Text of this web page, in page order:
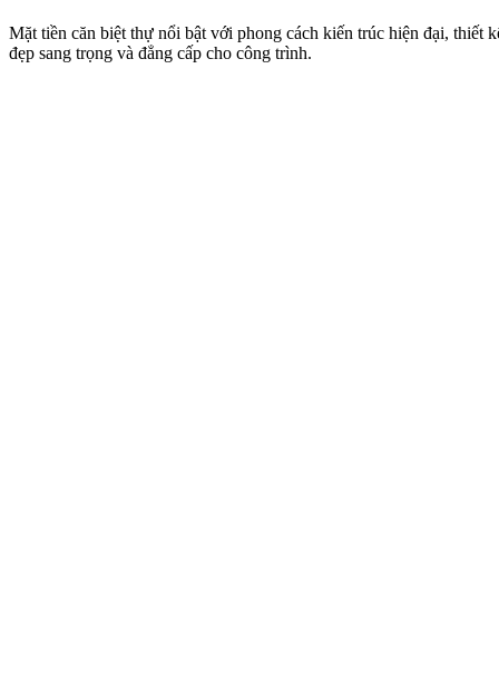
Mặt tiền căn biệt thự nổi bật với phong cách kiến trúc hiện đại, thiết
đẹp sang trọng và đẳng cấp cho công trình.